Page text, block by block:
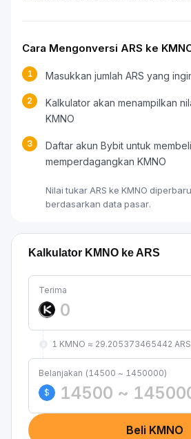
Cara Mengonversi ARS ke
1 Masukkan jumlah ARS yang
2
Kalkulator akan menampilkan
KMNO
3
Daftar akun Bybit untuk
memperdagangkan KMNO
Nilai tukar ARS ke KMNO
berdasarkan data pasar.
Kalkulator KMNO ke ARS
Terima
1 KMNO ≈ 29.205373465442 ARS
Belanjakan (14500 ~ 1450000)
$
Beli KMNO